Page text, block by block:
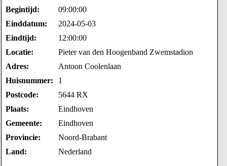
Begintijd:
09:00:00
Einddatum:
2024-05-03
Eindtijd:
12:00:00
Locatie:
Pieter van den Hoogenband Zwemstadion
Adres:
Antoon Coolenlaan
Huisnummer:
1
Postcode:
5644 RX
Plaats:
Eindhoven
Gemeente:
Eindhoven
Provincie:
Noord-Brabant
Land:
Nederland